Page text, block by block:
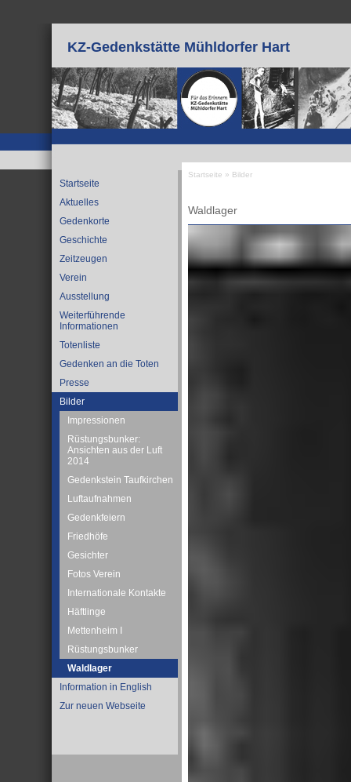
KZ-Gedenkstätte Mühldorfer Hart
Startseite
Aktuelles
Gedenkorte
Geschichte
Zeitzeugen
Verein
Ausstellung
Weiterführende
Informationen
Totenliste
Gedenken an die Toten
Presse
Bilder
Impressionen
Rüstungsbunker:
Ansichten aus der Luft
2014
Gedenkstein Taufkirchen
Luftaufnahmen
Gedenkfeiern
Friedhöfe
Gesichter
Fotos Verein
Internationale Kontakte
Häftlinge
Mettenheim I
Rüstungsbunker
Waldlager
Information in English
Zur neuen Webseite
Startseite » Bilder
Waldlager